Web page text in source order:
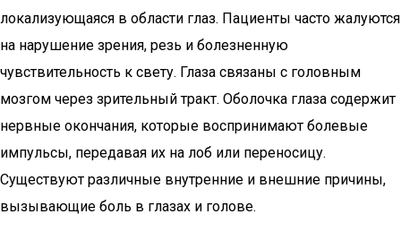
локализующаяся в области глаз. Пациенты часто жалуются
на нарушение зрения, резь и болезненную
чувствительность к свету. Глаза связаны с головным
мозгом через зрительный тракт. Оболочка глаза содержит
нервные окончания, которые воспринимают болевые
импульсы, передавая их на лоб или переносицу.
Существуют различные внутренние и внешние причины,
вызывающие боль в глазах и голове.